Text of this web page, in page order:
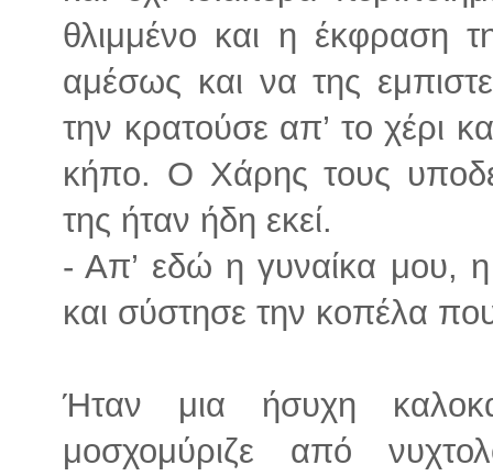
θλιμμένο και η έκφραση
αμέσως και να της
την κρατούσε απ’ το χέρι
κήπο. Ο Χάρης τους
της ήταν ήδη εκεί.
- Απ’ εδώ η γυναίκα μου,
και σύστησε την κοπέλα
Ήταν μια ήσυχη
μοσχομύριζε από